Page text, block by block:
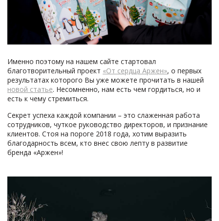
Именно поэтому на нашем сайте стартовал
благотворительный проект «От сердца Аржен», о первых
результатах которого Вы уже можете прочитать в нашей
новой статье. Несомненно, нам есть чем гордиться, но и
есть к чему стремиться.
Секрет успеха каждой компании – это слаженная работа
сотрудников, чуткое руководство директоров, и признание
клиентов. Стоя на пороге 2018 года, хотим выразить
благодарность всем, кто внес свою лепту в развитие
бренда «Аржен»!